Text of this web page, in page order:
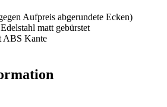
Aufpreis abgerundete Ecken)
matt gebürstet
ABS Kante